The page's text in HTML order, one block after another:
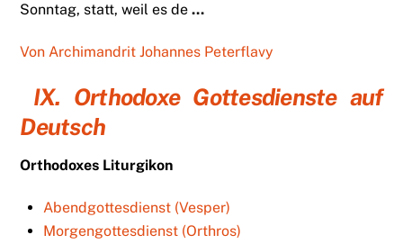
Sonntag, statt, weil es de…
Von Archimandrit Johannes Peterflavy
IX. Orthodoxe Gottesdienste auf
Deutsch
Orthodoxes Liturgikon
Abendgottesdienst (Vesper)
Morgengottesdienst (Orthros)